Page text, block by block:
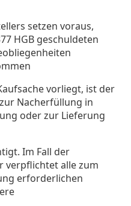
setzen voraus,
HGB geschuldeten
vorliegt, ist der
Nacherfüllung in
oder zur Lieferung
Im Fall der
verpflichtet alle zum
erforderlichen